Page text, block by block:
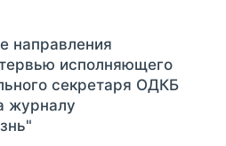
направления
исполняющего
секретаря ОДКБ
журналу